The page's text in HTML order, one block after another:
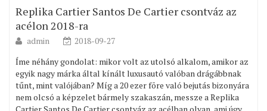
Replika Cartier Santos De Cartier csontváz az
acélon 2018-ra
admin
2018-09-27
Íme néhány gondolat: mikor volt az utolsó alkalom, amikor az
egyik nagy márka által kínált luxusautó valóban drágábbnak
tűnt, mint valójában? Míg a 20 ezer fõre való bejutás bizonyára
nem olcsó a képzelet bármely szakaszán, messze a Replika